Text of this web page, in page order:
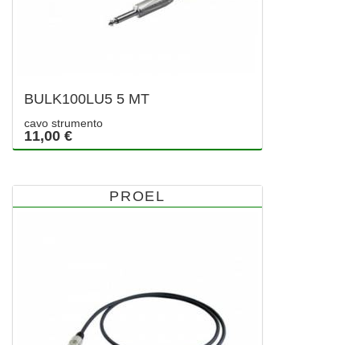
BULK100LU5 5 MT
cavo strumento
11,00 €
PROEL